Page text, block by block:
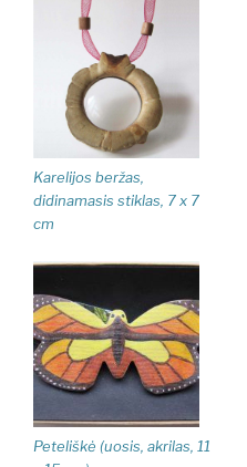
Karelijos beržas,
didinamasis stiklas, 7 x 7
cm
Peteliškė (uosis, akrilas, 11